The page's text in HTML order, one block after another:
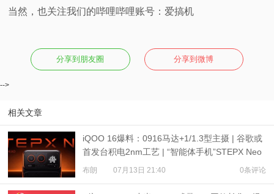
当然，也关注我们的哔哩哔哩账号：爱搞机
分享到朋友圈 分享到微博
-->
相关文章
iQOO 16爆料：0916马达+1/1.3型主摄 | 谷歌或
首发台积电2nm工艺 | “智能体手机”STEPX Neo
亮相
布朗 07月13日 21:40 0条评论